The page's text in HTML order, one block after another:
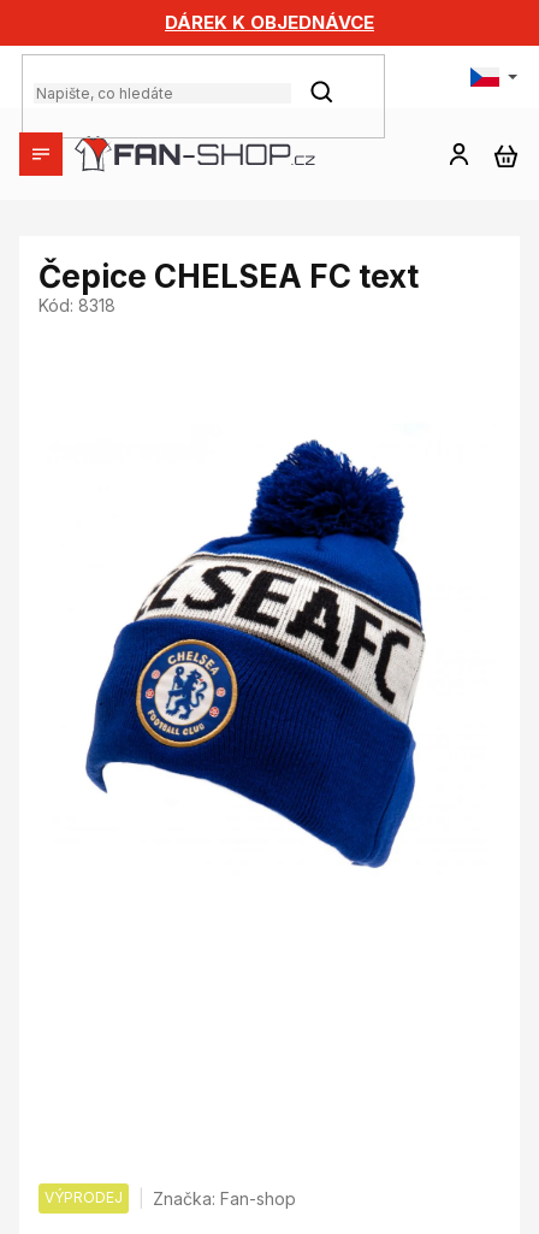
obsah
DÁREK K OBJEDNÁVCE
HLEDAT
Čepice CHELSEA FC text
Kód: 8318
VÝPRODEJ Značka:Fan-shop